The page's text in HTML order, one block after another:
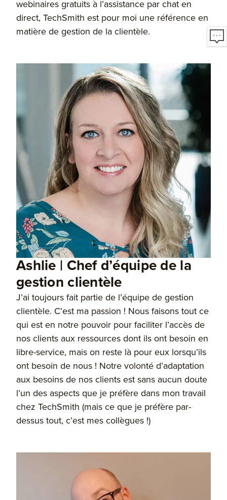
webinaires gratuits à l’assistance par chat en
direct, TechSmith est pour moi une référence en
matière de gestion de la clientèle.
Ashlie | Chef d’équipe de la
gestion clientèle
J’ai toujours fait partie de l’équipe de gestion
clientèle. C’est ma passion ! Nous faisons tout ce
qui est en notre pouvoir pour faciliter l’accès de
nos clients aux ressources dont ils ont besoin en
libre-service, mais on reste là pour eux lorsqu’ils
ont besoin de nous ! Notre volonté d’adaptation
aux besoins de nos clients est sans aucun doute
l’un des aspects que je préfère dans mon travail
chez TechSmith (mais ce que je préfère par-
dessus tout, c’est mes collègues !)